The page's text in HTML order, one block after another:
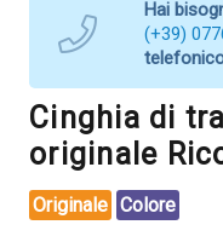
Hai
(+39)
Cinghia di
originale
Originale Colore